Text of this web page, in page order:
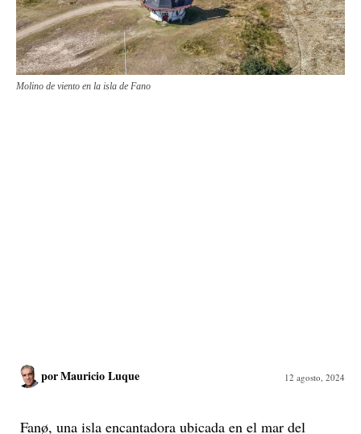
Molino de viento en la isla de Fano
porMauricio Luque 12 agosto, 2024
Fanø, una isla encantadora ubicada en el mar del